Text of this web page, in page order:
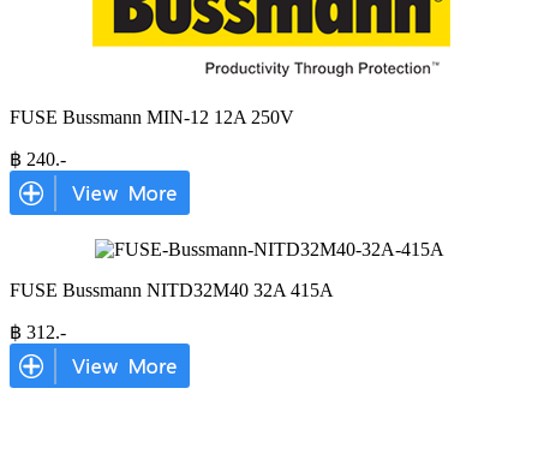
FUSE Bussmann MIN-12 12A 250V
฿ 240.-
FUSE Bussmann NITD32M40 32A 415A
฿ 312.-